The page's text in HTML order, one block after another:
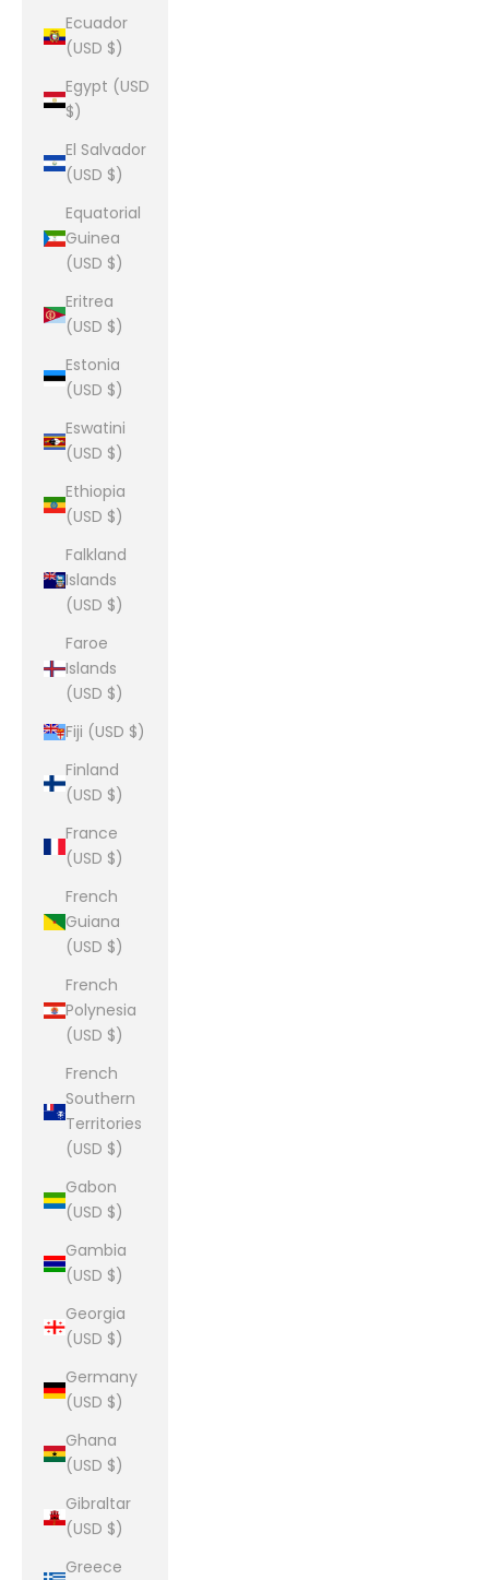
Ecuador
(USD $)
Egypt (USD
$)
El Salvador
(USD $)
Equatorial
Guinea
(USD $)
Eritrea
(USD $)
Estonia
(USD $)
Eswatini
(USD $)
Ethiopia
(USD $)
Falkland
Islands
(USD $)
Faroe
Islands
(USD $)
Fiji (USD $)
Finland
(USD $)
France
(USD $)
French
Guiana
(USD $)
French
Polynesia
(USD $)
French
Southern
Territories
(USD $)
Gabon
(USD $)
Gambia
(USD $)
Georgia
(USD $)
Germany
(USD $)
Ghana
(USD $)
Gibraltar
(USD $)
Greece